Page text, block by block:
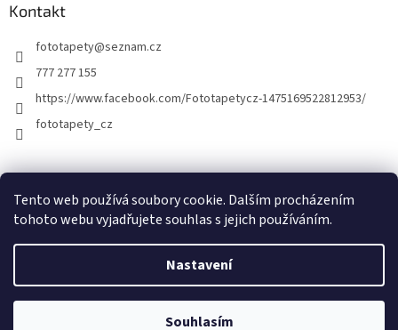
Tento web používá soubory cookie. Dalším procházením
tohoto webu vyjadřujete souhlas s jejich používáním.
Nastavení
Souhlasím
Kontakt
fototapety@seznam.cz
777 277 155
https://www.facebook.com/Fototapetycz-1475169522812953/
fototapety_cz
Vytvořil Shoptet
FOTOTAPETY.CZ. Všechna práva vyhrazena.